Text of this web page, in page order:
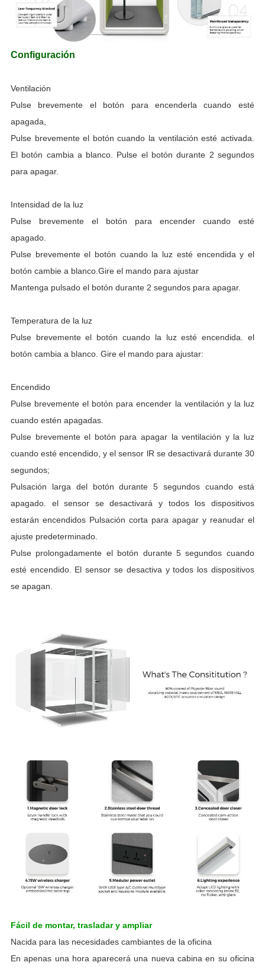
Configuración
Ventilación
Pulse brevemente el botón para encenderla cuando esté
apagada,
Pulse brevemente el botón cuando la ventilación esté activada.
El botón cambia a blanco. Pulse el botón durante 2 segundos
para apagar.
Intensidad de la luz
Pulse brevemente el botón para encender cuando esté
apagado.
Pulse brevemente el botón cuando la luz esté encendida y el
botón cambie a blanco.Gire el mando para ajustar
Mantenga pulsado el botón durante 2 segundos para apagar.
Temperatura de la luz
Pulse brevemente el botón cuando la luz esté encendida. el
botón cambia a blanco. Gire el mando para ajustar:
Encendido
Pulse brevemente el botón para encender la ventilación y la luz
cuando estén apagadas.
Pulse brevemente el botón para apagar la ventilación y la luz
cuando esté encendido, y el sensor lR se desactivará durante 30
segundos;
Pulsación larga del botón durante 5 segundos cuando está
apagado. el sensor se desactivará y todos los dispositivos
estarán encendidos Pulsación corta para apagar y reanudar el
ajuste predeterminado.
Pulse prolongadamente el botón durante 5 segundos cuando
esté encendido. El sensor se desactiva y todos los dispositivos
se apagan.
Fácil de montar, trasladar y ampliar
Nacida para las necesidades cambiantes de la oficina
En apenas una hora aparecerá una nueva cabina en su oficina